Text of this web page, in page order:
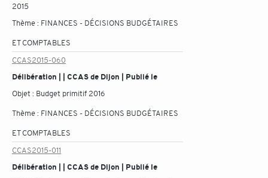
2015
Thème : FINANCES - DÉCISIONS BUDGÉTAIRES
ET COMPTABLES
CCAS2015-060
Délibération | | CCAS de Dijon | Publié le
Objet : Budget primitif 2016
Thème : FINANCES - DÉCISIONS BUDGÉTAIRES
ET COMPTABLES
CCAS2015-011
Délibération | | CCAS de Dijon | Publié le